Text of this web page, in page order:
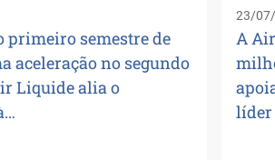
primeiro semestre de
aceleração no segundo
Liquide alia o
23/
A